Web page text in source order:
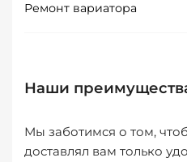
Ремонт вариатора
Наши
Мы заботимся о том,
доставлял вам только